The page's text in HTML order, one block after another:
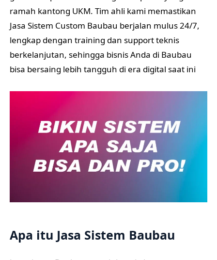
ramah kantong UKM. Tim ahli kami memastikan
Jasa Sistem Custom Baubau berjalan mulus 24/7,
lengkap dengan training dan support teknis
berkelanjutan, sehingga bisnis Anda di Baubau
bisa bersaing lebih tangguh di era digital saat ini
Apa itu Jasa Sistem Baubau